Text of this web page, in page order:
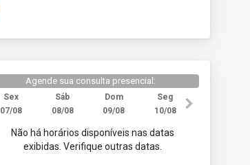
Agende sua consulta presencial:
Sex
07/08
Sáb
08/08
Dom
09/08
Seg
10/08
Não há horários disponíveis nas datas
exibidas. Verifique outras datas.